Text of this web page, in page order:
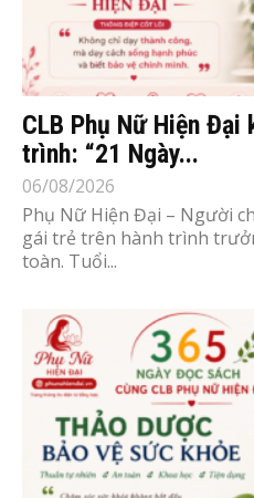
CLB Phụ Nữ Hiện
trình: “21 Ngày...
06/08/2026
Phụ Nữ Hiện Đại – Người
gái trẻ trên hành trình
toàn. Tuổi...